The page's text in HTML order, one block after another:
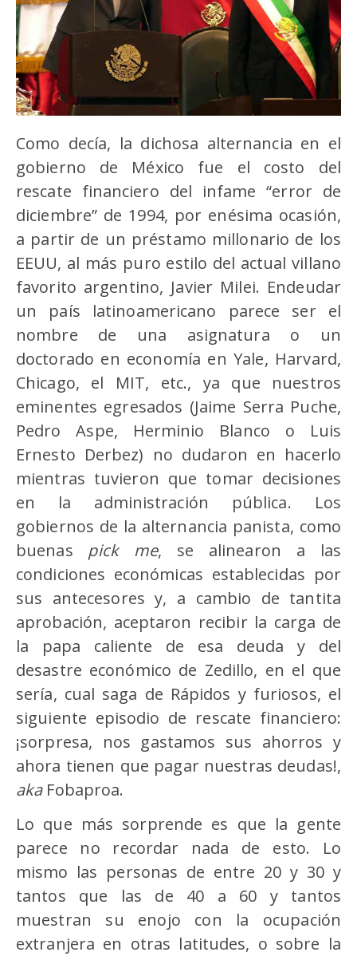
Como decía, la dichosa alternancia en el
gobierno de México fue el costo del
rescate financiero del infame “error de
diciembre” de 1994, por enésima ocasión,
a partir de un préstamo millonario de los
EEUU, al más puro estilo del actual villano
favorito argentino, Javier Milei. Endeudar
un país latinoamericano parece ser el
nombre de una asignatura o un
doctorado en economía en Yale, Harvard,
Chicago, el MIT, etc., ya que nuestros
eminentes egresados (Jaime Serra Puche,
Pedro Aspe, Herminio Blanco o Luis
Ernesto Derbez) no dudaron en hacerlo
mientras tuvieron que tomar decisiones
en la administración pública. Los
gobiernos de la alternancia panista, como
buenas pick me, se alinearon a las
condiciones económicas establecidas por
sus antecesores y, a cambio de tantita
aprobación, aceptaron recibir la carga de
la papa caliente de esa deuda y del
desastre económico de Zedillo, en el que
sería, cual saga de Rápidos y furiosos, el
siguiente episodio de rescate financiero:
¡sorpresa, nos gastamos sus ahorros y
ahora tienen que pagar nuestras deudas!,
aka Fobaproa.
Lo que más sorprende es que la gente
parece no recordar nada de esto. Lo
mismo las personas de entre 20 y 30 y
tantos que las de 40 a 60 y tantos
muestran su enojo con la ocupación
extranjera en otras latitudes, o sobre la